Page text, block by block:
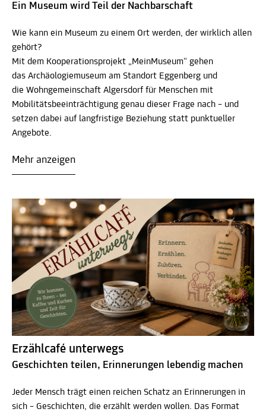
Ein Museum wird Teil der Nachbarschaft
Wie kann ein Museum zu einem Ort werden, der wirklich allen
gehört?
Mit dem Kooperationsprojekt „MeinMuseum“ gehen
das Archäologiemuseum am Standort Eggenberg und
die Wohngemeinschaft Algersdorf für Menschen mit
Mobilitätsbeeinträchtigung genau dieser Frage nach – und
setzen dabei auf langfristige Beziehung statt punktueller
Angebote.
Mehr anzeigen
Erzählcafé unterwegs
Geschichten teilen, Erinnerungen lebendig machen
Jeder Mensch trägt einen reichen Schatz an Erinnerungen in
sich – Geschichten, die erzählt werden wollen. Das Format